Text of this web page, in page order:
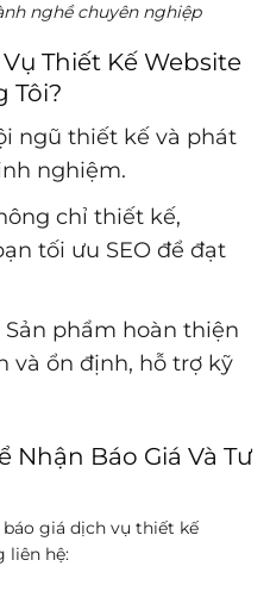
nghề chuyên nghiệp
Thiết Kế Website
Tôi?
ngũ thiết kế và phát
nghiệm.
chỉ thiết kế,
tối ưu SEO để đạt
Sản phẩm hoàn thiện
và ổn định, hỗ trợ kỹ
Nhận Báo Giá Và Tư
giá dịch vụ thiết kế
liên hệ: